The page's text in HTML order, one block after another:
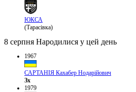
ЮКСА
(Тарасівка)
8 серпня Народилися у цей день
1967
САРТАНІЯ Кахабер Нодарійович
Зх
1979